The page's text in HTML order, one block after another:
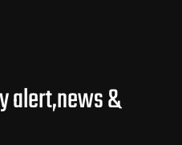
alert,news &